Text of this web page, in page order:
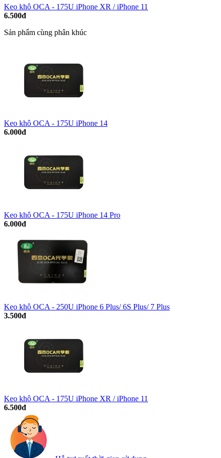
Keo khô OCA - 175U iPhone XR / iPhone 11
6.500đ
Sản phẩm cùng phân khúc
Keo khô OCA - 175U iPhone 14
6.000đ
Keo khô OCA - 175U iPhone 14 Pro
6.000đ
Keo khô OCA - 250U iPhone 6 Plus/ 6S Plus/ 7 Plus
3.500đ
Keo khô OCA - 175U iPhone XR / iPhone 11
6.500đ